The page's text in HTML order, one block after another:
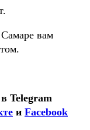
вам
Telegram
и Facebook